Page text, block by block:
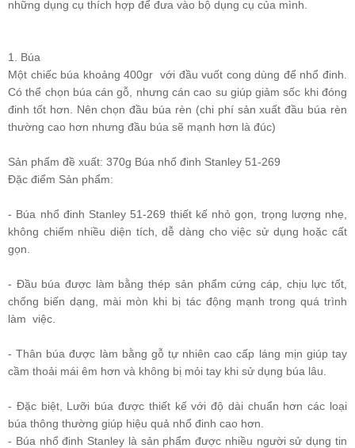
những dụng cụ thích hợp để đưa vào bộ dụng cụ của mình.
1. Búa
Một chiếc búa khoảng 400gr với đầu vuốt cong dùng để nhổ đinh.
Có thể chọn búa cán gỗ, nhưng cán cao su giúp giảm sốc khi đóng
đinh tốt hơn. Nên chọn đầu búa rèn (chi phí sản xuất đầu búa rèn
thường cao hơn nhưng đầu búa sẽ mạnh hơn là đúc)
Sản phẩm đề xuất: 370g Búa nhổ đinh Stanley 51-269
Đặc điểm Sản phẩm:
- Búa nhổ đinh Stanley 51-269 thiết kế nhỏ gọn, trọng lượng nhẹ,
không chiếm nhiều diện tích, dễ dàng cho việc sử dụng hoặc cất
gọn.
- Đầu búa được làm bằng thép sản phẩm cứng cáp, chịu lực tốt,
chống biến dạng, mài mòn khi bị tác động mạnh trong quá trình
làm việc.
- Thân búa được làm bằng gỗ tự nhiên cao cấp láng mịn giúp tay
cầm thoải mái êm hơn và không bị mỏi tay khi sử dụng búa lâu.
- Đặc biệt, Lưỡi búa được thiết kế với độ dài chuẩn hơn các loại
búa thông thường giúp hiệu quả nhổ đinh cao hơn.
- Búa nhổ đinh Stanley là sản phẩm được nhiều người sử dụng tin